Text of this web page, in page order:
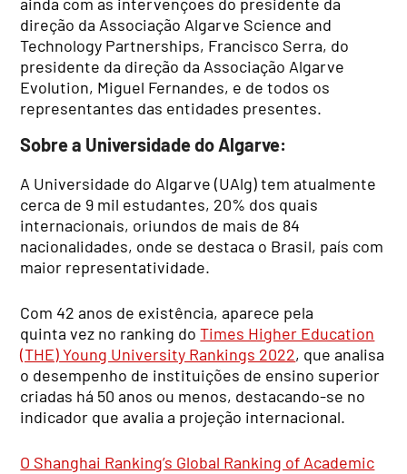
ainda com as intervenções do presidente da
direção da Associação Algarve Science and
Technology Partnerships, Francisco Serra, do
presidente da direção da Associação Algarve
Evolution, Miguel Fernandes, e de todos os
representantes das entidades presentes.
Sobre a Universidade do Algarve:
A Universidade do Algarve (UAlg) tem atualmente
cerca de 9 mil estudantes, 20% dos quais
internacionais, oriundos de mais de 84
nacionalidades, onde se destaca o Brasil, país com
maior representatividade.
Com 42 anos de existência, aparece pela
quinta vez no ranking doTimes Higher Education
(THE) Young University Rankings 2022, que analisa
o desempenho de instituições de ensino superior
criadas há 50 anos ou menos, destacando-se no
indicador que avalia a projeção internacional.
O Shanghai Ranking’s Global Ranking of Academic